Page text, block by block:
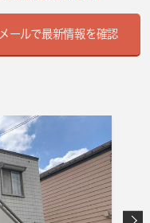
メールで最新情報を確認